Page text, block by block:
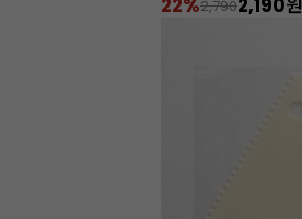
22%2,7902,190원